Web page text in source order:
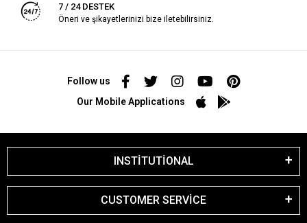
7 / 24 DESTEK
Öneri ve şikayetlerinizi bize iletebilirsiniz.
Follow us
Our Mobile Applications
INSTİTUTİONAL
CUSTOMER SERVİCE